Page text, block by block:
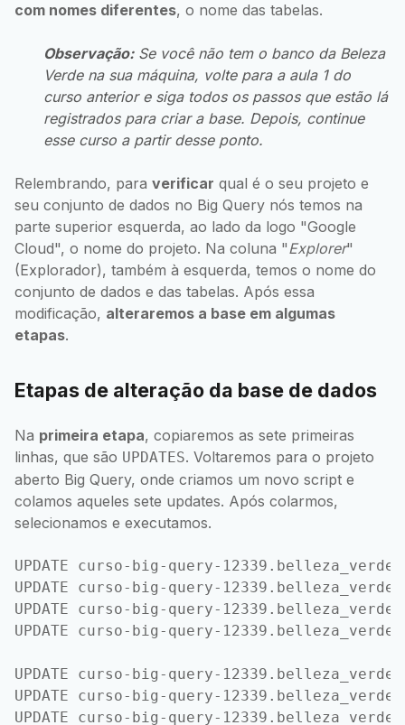
com nomes diferentes, o nome das tabelas.
Observação:Se você não tem o banco da Beleza
Verde na sua máquina, volte para a aula 1 do
curso anterior e siga todos os passos que estão lá
registrados para criar a base. Depois, continue
esse curso a partir desse ponto.
Relembrando, para verificar qual é o seu projeto e
seu conjunto de dados no Big Query nós temos na
parte superior esquerda, ao lado da logo "Google
Cloud", o nome do projeto. Na coluna "Explorer"
(Explorador), também à esquerda, temos o nome do
conjunto de dados e das tabelas. Após essa
modificação, alteraremos a base em algumas
etapas.
Etapas de alteração da base de dados
Na primeira etapa, copiaremos as sete primeiras
linhas, que são UPDATES. Voltaremos para o projeto
aberto Big Query, onde criamos um novo script e
colamos aqueles sete updates. Após colarmos,
selecionamos e executamos.
UPDATE curso-big-query-
UPDATE curso-big-query-
UPDATE curso-big-query-
UPDATE curso-big-query-
UPDATE curso-big-query-
UPDATE curso-big-query-